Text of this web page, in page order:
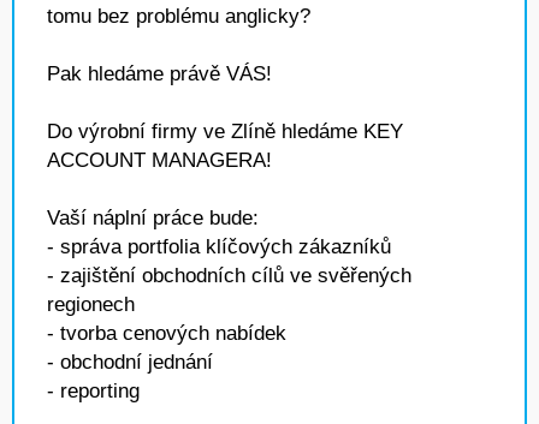
tomu bez problému anglicky?
Pak hledáme právě VÁS!
Do výrobní firmy ve Zlíně hledáme KEY
ACCOUNT MANAGERA!
Vaší náplní práce bude:
- správa portfolia klíčových zákazníků
- zajištění obchodních cílů ve svěřených
regionech
- tvorba cenových nabídek
- obchodní jednání
- reporting